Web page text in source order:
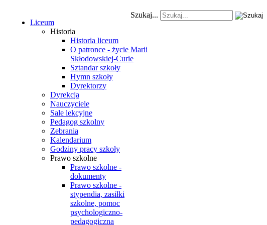
Szukaj...
Liceum
Historia
Historia liceum
O patronce - życie Marii
Skłodowskiej-Curie
Sztandar szkoły
Hymn szkoły
Dyrektorzy
Dyrekcja
Nauczyciele
Sale lekcyjne
Pedagog szkolny
Zebrania
Kalendarium
Godziny pracy szkoły
Prawo szkolne
Prawo szkolne -
dokumenty
Prawo szkolne -
stypendia, zasiłki
szkolne, pomoc
psychologiczno-
pedagogiczna